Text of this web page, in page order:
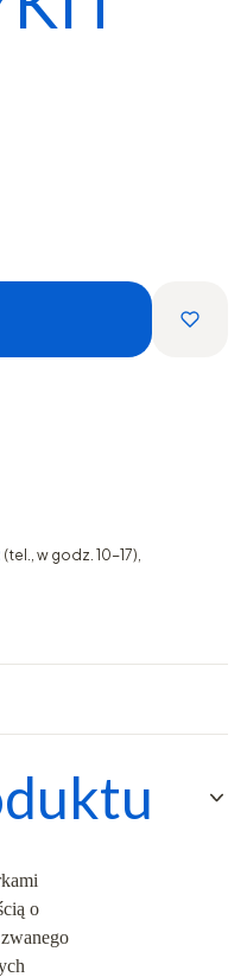
(tel., w godz. 10-17),
o